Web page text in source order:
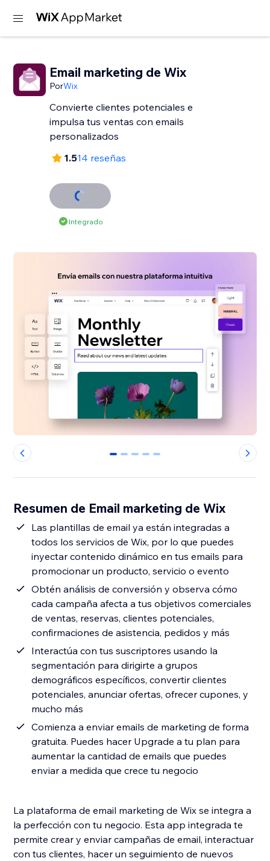
Email marketing de Wix
PorWix
Convierte clientes potenciales e
impulsa tus ventas con emails
personalizados
1.514 reseñas
Integrado
0 1 2 3 4
Resumen de Email marketing de Wix
Las plantillas de email ya están integradas a
todos los servicios de Wix, por lo que puedes
inyectar contenido dinámico en tus emails para
promocionar un producto, servicio o evento
Obtén análisis de conversión y observa cómo
cada campaña afecta a tus objetivos comerciales
de ventas, reservas, clientes potenciales,
confirmaciones de asistencia, pedidos y más
Interactúa con tus suscriptores usando la
segmentación para dirigirte a grupos
demográficos específicos, convertir clientes
potenciales, anunciar ofertas, ofrecer cupones, y
mucho más
Comienza a enviar emails de marketing de forma
gratuita. Puedes hacer Upgrade a tu plan para
aumentar la cantidad de emails que puedes
enviar a medida que crece tu negocio
La plataforma de email marketing de Wix se integra a
la perfección con tu negocio. Esta app integrada te
permite crear y enviar campañas de email, interactuar
con tus clientes, hacer un seguimiento de nuevos